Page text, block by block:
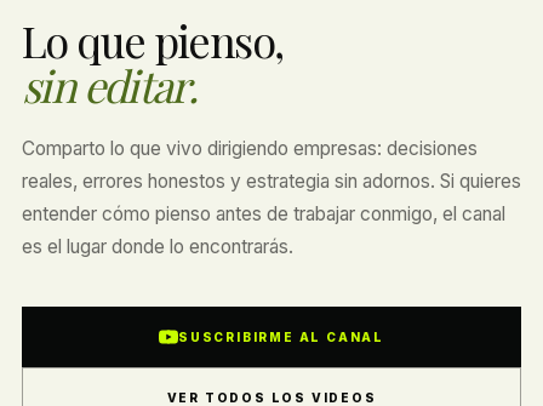
Lo que pienso,
sin editar.
Comparto lo que vivo dirigiendo empresas: decisiones
reales, errores honestos y estrategia sin adornos. Si quieres
entender cómo pienso antes de trabajar conmigo, el canal
es el lugar donde lo encontrarás.
SUSCRIBIRME AL CANAL
VER TODOS LOS VIDEOS